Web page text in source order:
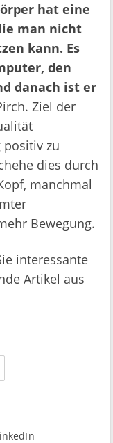
hat eine
man nicht
kann. Es
den
danach ist er
Ziel der
zu
dies durch
manchmal
Bewegung.
interessante
Artikel aus